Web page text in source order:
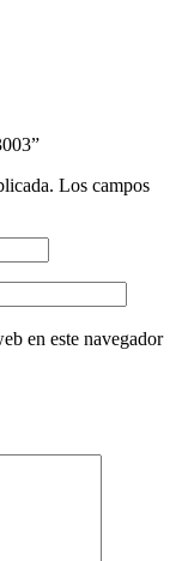
Los campos
en este navegador